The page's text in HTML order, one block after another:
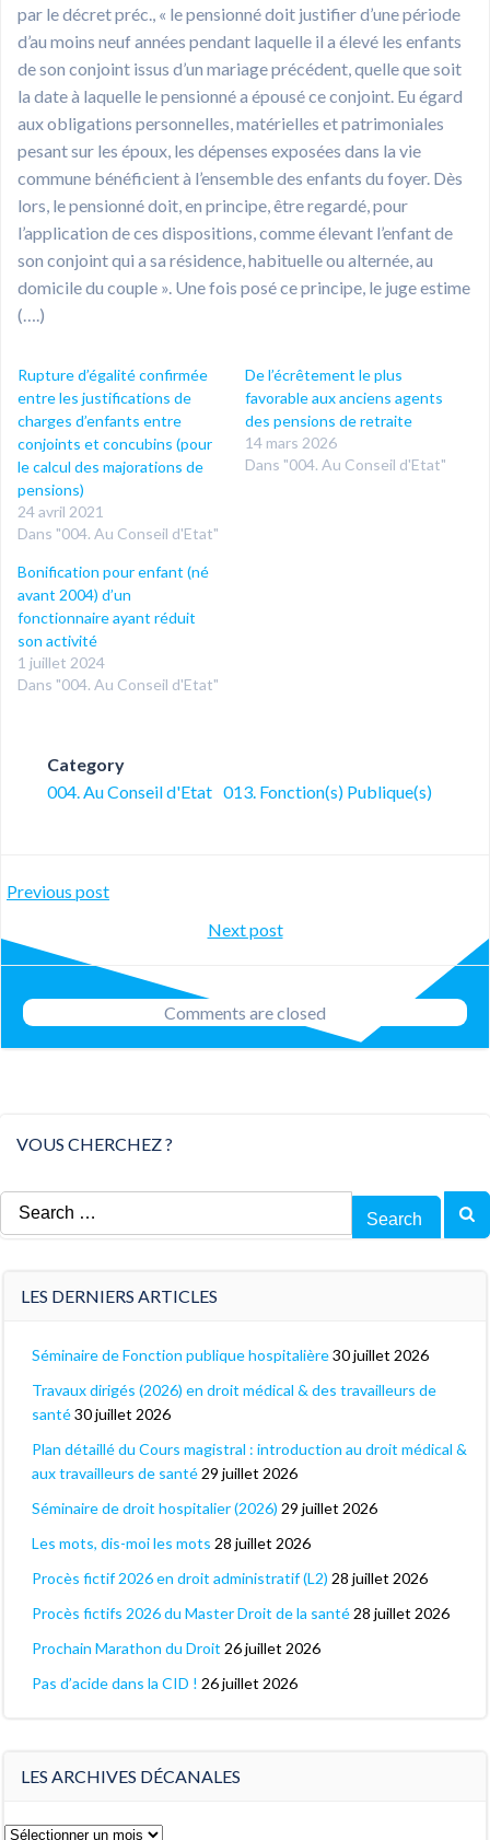
par le décret préc., « le pensionné doit justifier d’une période
d’au moins neuf années pendant laquelle il a élevé les enfants
de son conjoint issus d’un mariage précédent, quelle que soit
la date à laquelle le pensionné a épousé ce conjoint. Eu égard
aux obligations personnelles, matérielles et patrimoniales
pesant sur les époux, les dépenses exposées dans la vie
commune bénéficient à l’ensemble des enfants du foyer. Dès
lors, le pensionné doit, en principe, être regardé, pour
l’application de ces dispositions, comme élevant l’enfant de
son conjoint qui a sa résidence, habituelle ou alternée, au
domicile du couple ». Une fois posé ce principe, le juge estime
(….)
Rupture d’égalité confirmée
entre les justifications de
charges d’enfants entre
conjoints et concubins (pour
le calcul des majorations de
pensions)
24 avril 2021
Dans "004. Au Conseil d'Etat"
De l’écrêtement le plus
favorable aux anciens agents
des pensions de retraite
14 mars 2026
Dans "004. Au Conseil d'Etat"
Bonification pour enfant (né
avant 2004) d’un
fonctionnaire ayant réduit
son activité
1 juillet 2024
Dans "004. Au Conseil d'Etat"
Category
004. Au Conseil d'Etat 013. Fonction(s) Publique(s)
Post
navigation
Previous post
Post
navigation
Next post
Comments are closed
VOUS CHERCHEZ ?
Search
for:
LES DERNIERS ARTICLES
Séminaire de Fonction publique hospitalière30 juillet 2026
Travaux dirigés (2026) en droit médical & des travailleurs de
santé30 juillet 2026
Plan détaillé du Cours magistral : introduction au droit médical &
aux travailleurs de santé 29 juillet 2026
Séminaire de droit hospitalier (2026) 29 juillet 2026
Les mots, dis-moi les mots 28 juillet 2026
Procès fictif 2026 en droit administratif (L2) 28 juillet 2026
Procès fictifs 2026 du Master Droit de la santé 28 juillet 2026
Prochain Marathon du Droit 26 juillet 2026
Pas d’acide dans la CID ! 26 juillet 2026
LES ARCHIVES DÉCANALES
Les